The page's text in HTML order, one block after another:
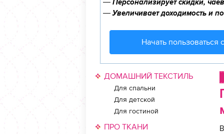
— Персонализирует скидки,
—Увеличивает доходимость и
Начать пользоваться
ДОМАШНИЙ ТЕКСТИЛЬ
Для спальни
Для детской
Для гостиной
ПРО ТКАНИ